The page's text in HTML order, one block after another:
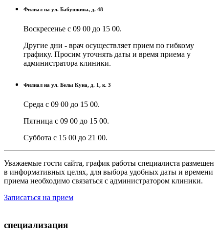
клиникиФилиал на ул. Бабушкина, д. 48
Воскресенье с 09 00 до 15 00.
Другие дни - врач осуществляет прием по гибкому
графику. Просим уточнять даты и время приема у
администратора клиники.
Филиал на ул. Белы Куна, д. 1, к. 3
Среда с 09 00 до 15 00.
Пятница с 09 00 до 15 00.
Суббота с 15 00 до 21 00.
Уважаемые гости сайта, график работы специалиста размещен
в информативных целях, для выбора удобных даты и времени
приема необходимо связаться с администратором клиники.
Записаться на прием
специализация